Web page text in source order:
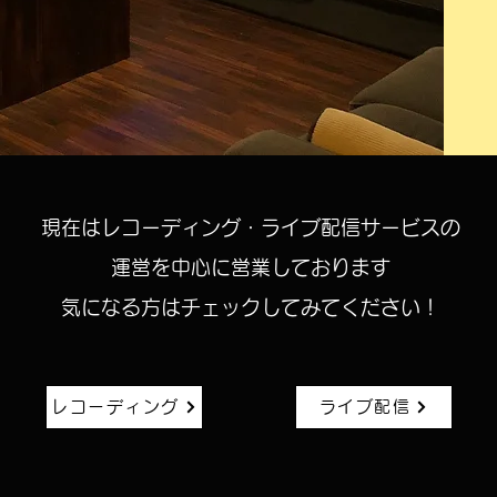
現在はレコーディング・ライブ配信サービスの
運営を中心に営業しております
気になる方はチェックしてみてください！
レコーディング ライブ配信